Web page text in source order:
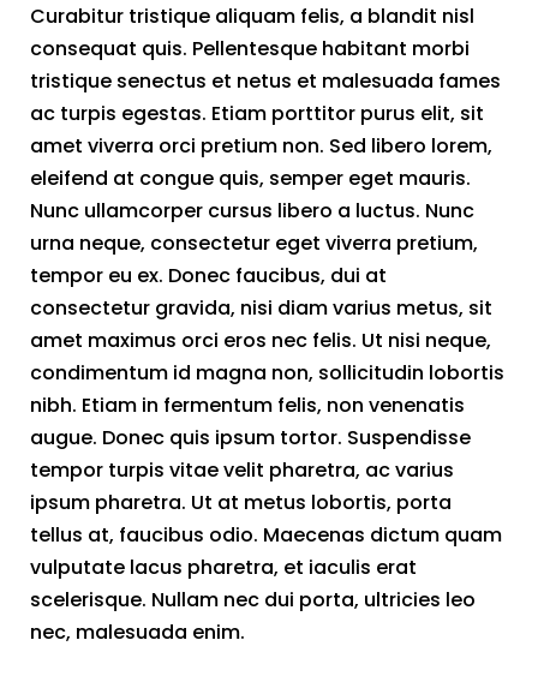
Curabitur tristique aliquam felis, a blandit nisl
consequat quis. Pellentesque habitant morbi
tristique senectus et netus et malesuada fames
ac turpis egestas. Etiam porttitor purus elit, sit
amet viverra orci pretium non. Sed libero lorem,
eleifend at congue quis, semper eget mauris.
Nunc ullamcorper cursus libero a luctus. Nunc
urna neque, consectetur eget viverra pretium,
tempor eu ex. Donec faucibus, dui at
consectetur gravida, nisi diam varius metus, sit
amet maximus orci eros nec felis. Ut nisi neque,
condimentum id magna non, sollicitudin lobortis
nibh. Etiam in fermentum felis, non venenatis
augue. Donec quis ipsum tortor. Suspendisse
tempor turpis vitae velit pharetra, ac varius
ipsum pharetra. Ut at metus lobortis, porta
tellus at, faucibus odio. Maecenas dictum quam
vulputate lacus pharetra, et iaculis erat
scelerisque. Nullam nec dui porta, ultricies leo
nec, malesuada enim.